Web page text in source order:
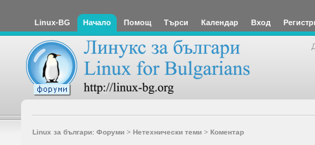
Linux-BG Начало Помощ Търси Календар Вход
Linux за българи: Форуми> Нетехнически теми> Коментар